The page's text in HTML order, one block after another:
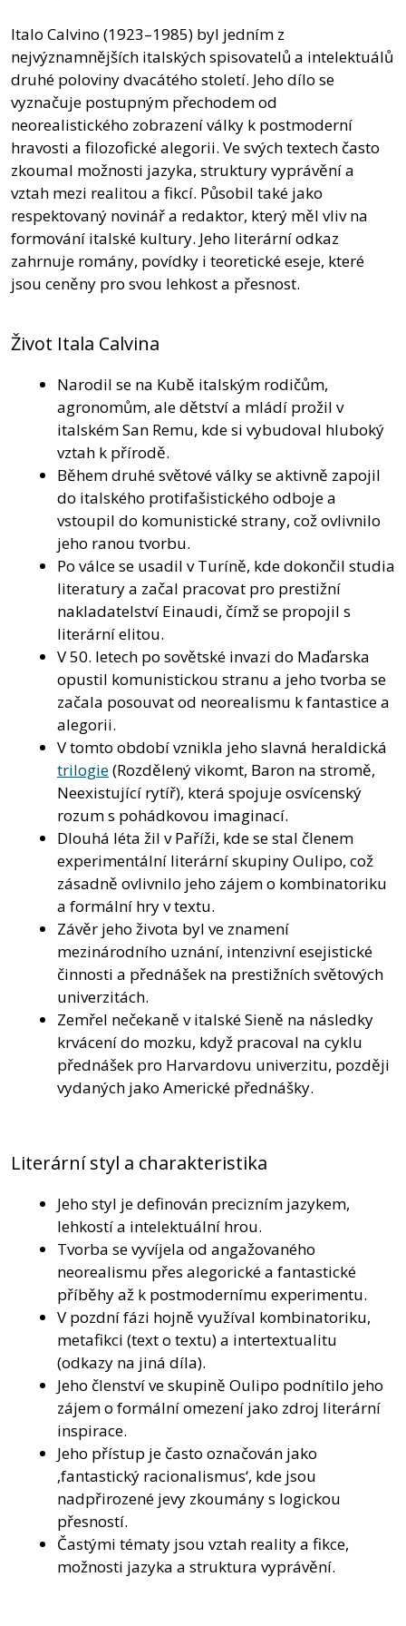
Italo Calvino (1923–1985) byl jedním z
nejvýznamnějších italských spisovatelů a intelektuálů
druhé poloviny dvacátého století. Jeho dílo se
vyznačuje postupným přechodem od
neorealistického zobrazení války k postmoderní
hravosti a filozofické alegorii. Ve svých textech často
zkoumal možnosti jazyka, struktury vyprávění a
vztah mezi realitou a fikcí. Působil také jako
respektovaný novinář a redaktor, který měl vliv na
formování italské kultury. Jeho literární odkaz
zahrnuje romány, povídky i teoretické eseje, které
jsou ceněny pro svou lehkost a přesnost.
Život Itala Calvina
Narodil se na Kubě italským rodičům,
agronomům, ale dětství a mládí prožil v
italském San Remu, kde si vybudoval hluboký
vztah k přírodě.
Během druhé světové války se aktivně zapojil
do italského protifašistického odboje a
vstoupil do komunistické strany, což ovlivnilo
jeho ranou tvorbu.
Po válce se usadil v Turíně, kde dokončil studia
literatury a začal pracovat pro prestižní
nakladatelství Einaudi, čímž se propojil s
literární elitou.
V 50. letech po sovětské invazi do Maďarska
opustil komunistickou stranu a jeho tvorba se
začala posouvat od neorealismu k fantastice a
alegorii.
V tomto období vznikla jeho slavná heraldická
trilogie(Rozdělený vikomt, Baron na stromě,
Neexistující rytíř), která spojuje osvícenský
rozum s pohádkovou imaginací.
Dlouhá léta žil v Paříži, kde se stal členem
experimentální literární skupiny Oulipo, což
zásadně ovlivnilo jeho zájem o kombinatoriku
a formální hry v textu.
Závěr jeho života byl ve znamení
mezinárodního uznání, intenzivní esejistické
činnosti a přednášek na prestižních světových
univerzitách.
Zemřel nečekaně v italské Sieně na následky
krvácení do mozku, když pracoval na cyklu
přednášek pro Harvardovu univerzitu, později
vydaných jako Americké přednášky.
Literární styl a charakteristika
Jeho styl je definován precizním jazykem,
lehkostí a intelektuální hrou.
Tvorba se vyvíjela od angažovaného
neorealismu přes alegorické a fantastické
příběhy až k postmodernímu experimentu.
V pozdní fázi hojně využíval kombinatoriku,
metafikci (text o textu) a intertextualitu
(odkazy na jiná díla).
Jeho členství ve skupině Oulipo podnítilo jeho
zájem o formální omezení jako zdroj literární
inspirace.
Jeho přístup je často označován jako
‚fantastický racionalismus‘, kde jsou
nadpřirozené jevy zkoumány s logickou
přesností.
Častými tématy jsou vztah reality a fikce,
možnosti jazyka a struktura vyprávění.